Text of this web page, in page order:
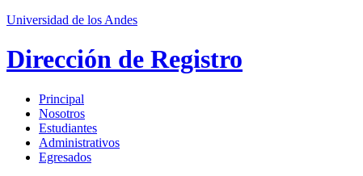
Universidad de los Andes
Dirección de Registro
Principal
Nosotros
Estudiantes
Administrativos
Egresados